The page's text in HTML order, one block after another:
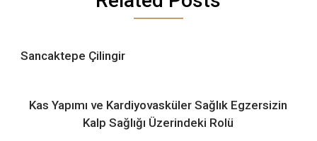
Sancaktepe Çilingir
Kas Yapımı ve Kardiyovasküler Sağlık Egzersizin
Kalp Sağlığı Üzerindeki Rolü